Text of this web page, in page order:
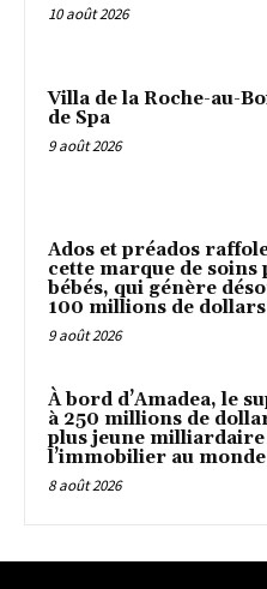
10 août 2026
Villa de la Roche-au-
de Spa
9 août 2026
Ados et préados
cette marque de soins
bébés, qui génère
100 millions de
9 août 2026
À bord d’Amadea, le
à 250 millions de
plus jeune milliardaire
l’immobilier au monde
8 août 2026